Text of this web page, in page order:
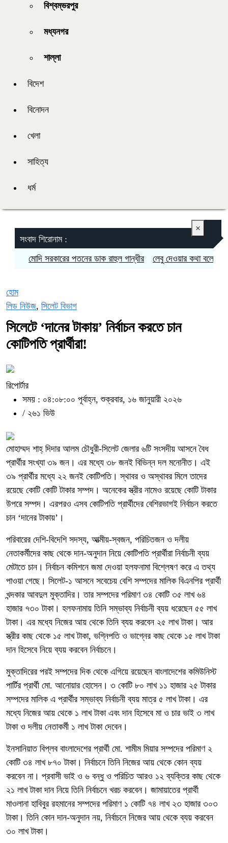
বিশ্বম্ভরপুর
মধ্যনগর
শাল্লা
বিদেশ
বিনোদন
খেলা
সাহিত্য
ধর্ম
সংবাদ শিরোনাম :
মোদি সরকারের পতনের ডাক রাহুল গান্ধীর
লেবু দেওয়ার কথা বলে প্রতিবন্ধী
×
হোম
লিড নিউজ, সিলেট বিভাগ
সিলেটে ‘দানের টাকায়’ নির্বাচন করতে চান
কোটিপতি প্রার্থীরা!
রিপোর্টার
সময় : ০৪:০৮:০০ পূর্বাহ্ন, শুক্রবার, ১৬ জানুয়ারী ২০২৬
/ ২৬১ ভিউ
মোহাম্মদ শাহ্ দিদার আলম চৌধুরী-সিলেট জেলার ৬টি সংসদীয় আসনে বৈধ
প্রার্থীর সংখ্যা ৩৯ জন। এর মধ্যে ৩৮ জনই বিভিন্ন দল মনোনীত। এই
৩৯ প্রার্থীর মধ্যে ২২ জনই কোটিপতি। স্থাবর ও অস্থাবর মিলে তাদের
রয়েছে কোটি কোটি টাকার সম্পদ। অনেকের স্ত্রীর নামেও রয়েছে কোটি টাকার
উপরে সম্পদ। এরপরও এসব কোটিপতি প্রার্থীদের বেশিরভাগই নির্বাচন করতে
চান ‘দানের টাকায়’।
পরিবারের দেশি-বিদেশি সদস্য, আত্মীয়-স্বজন, পরিচিতজন ও দলীয়
নেতাকর্মীদের কাছ থেকে দান-অনুদান নিয়ে কোটিপতি প্রার্থীরা নির্বাচনী ব্যয়
মেটাতে চান। নির্বাচন কমিশনে জমা দেওয়া হলফনামা বিশ্লেষণ করে এ তথ্য
পাওয়া গেছে। সিলেট-১ আসনে সবেচেয় বেশি সম্পদের মালিক বিএনপির প্রার্থী
খন্দকার আবদুল মুক্তাদির। তার সম্পদের পরিমাণ ৩৪ কোটি ৩৫ লাখ ৬৪
হাজার ৭৩০ টাকা। হলফনামায় তিনি সম্ভাব্য নির্বাচনী ব্যয় ধরেছেন ৫৫ লাখ
টাকা। এর মধ্যে নিজের আয় থেকে তিনি ব্যয় করবেন ২৫ লাখ টাকা। আর
স্ত্রীর কাছ থেকে ১৫ লাখ টাকা, ভগ্নিপতি ও ভাগ্নের কাছ থেকে ১৫ লাখ টাকা
দান হিসেবে নিয়ে ব্যয় করবেন নির্বাচনে।
মুক্তাদিরের পরই সম্পদের দিক থেকে এগিয়ে রয়েছেন বাংলাদেশের কমিউনিস্ট
পার্টির প্রার্থী মো. আনোয়ার হোসেন। ৩ কোটি ৮০ লাখ ১১ হাজার ২৫ টাকার
সম্পদের মালিক এ প্রার্থীর সম্ভাব্য নির্বাচনী ব্যয় মাত্র ৫ লাখ টাকা। এর
মধ্যে নিজের আয় থেকে ১ লাখ টাকা এবং দান হিসেবে মা ও চার ভাই ৩ লাখ
টাকা ও দলীয় নেতাকর্মী ১ লাখ টাকা দেবেন।
ইনসানিয়াত বিপ্লব বাংলাদেশের প্রার্থী মো. শামীম মিয়ার সম্পদের পরিমাণ ২
কোটি ৩৪ লাখ ৮৭০ টাকা। নির্বাচনে তিনি নিজের আয় থেকে কোন ব্যয়
করবেন না। প্রবাসী ভাই ও ৬ বন্ধু ও পরিচিত আরও ১২ ব্যক্তির কাছ থেকে
২১ লাখ টাকা দান নিয়ে তিনি নির্বাচনে খরচ করবেন। জামায়াতের প্রার্থী
মাওলানা হাবিবুর রহমানের সম্পদের পরিমাণ ১ কোটি ৭৪ লাখ ২৩ হাজার ৩০৩
টাকা। তিনি কোন দান-অনুদান নয়, নির্বাচনে নিজের আয় থেকে ব্যয় করবেন
৩০ লাখ টাকা।